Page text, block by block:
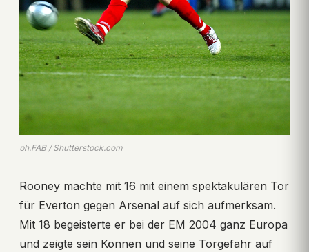
ph.FAB / Shutterstock.com
Rooney machte mit 16 mit einem spektakulären Tor
für Everton gegen Arsenal auf sich aufmerksam.
Mit 18 begeisterte er bei der EM 2004 ganz Europa
und zeigte sein Können und seine Torgefahr auf